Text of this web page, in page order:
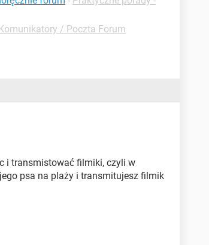
/ Poczta Forum
i transmistować filmiki, czyli w
psa na plaży i transmitujesz filmik